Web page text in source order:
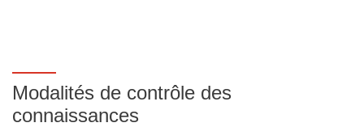
Modalités de contrôle des
connaissances